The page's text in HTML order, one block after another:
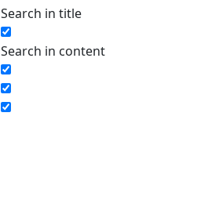
Search in title
Search in content